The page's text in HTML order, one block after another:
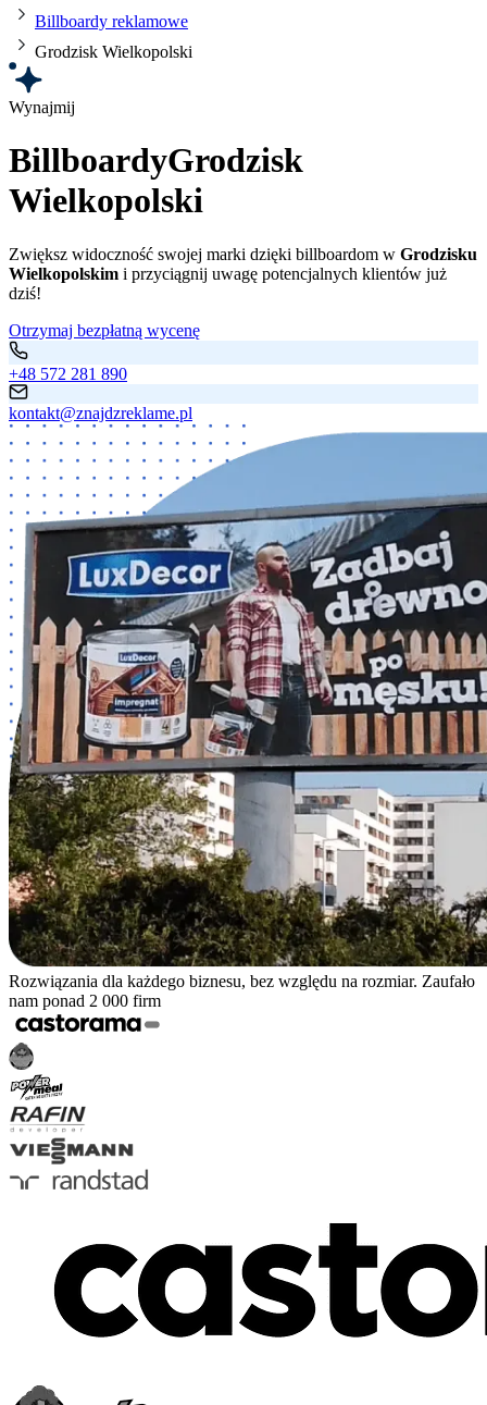
Billboardy reklamowe
Grodzisk Wielkopolski
Wynajmij
BillboardyGrodzisk
Wielkopolski
Zwiększ widoczność swojej marki dzięki billboardom w Grodzisku
Wielkopolskim i przyciągnij uwagę potencjalnych klientów już
dziś!
Otrzymaj bezpłatną wycenę
+48 572 281 890
kontakt@znajdzreklame.pl
Rozwiązania dla każdego biznesu, bez względu na rozmiar. Zaufało
nam ponad 2 000 firm